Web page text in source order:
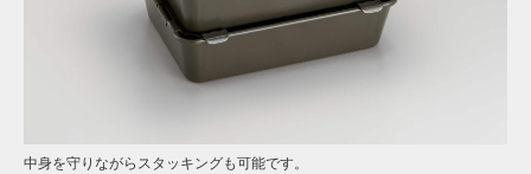
中身を守りながらスタッキングも可能です。